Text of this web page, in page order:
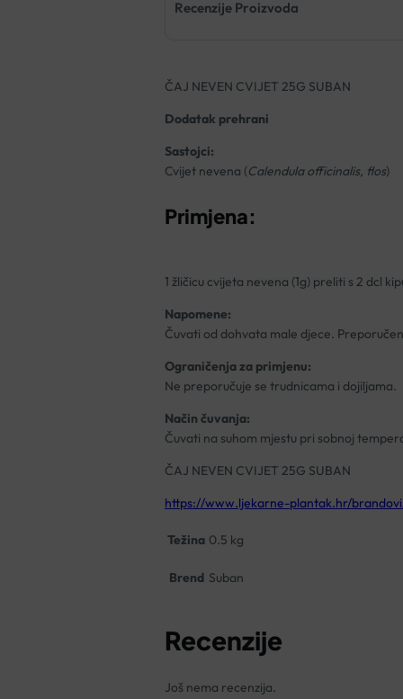
Recenzije Proizvoda
ČAJ NEVEN CVIJET 25G SUBAN
Dodatak prehrani
Sastojci:
Cvijet nevena (Calendula officinalis, flos)
Primjena:
1 žličicu cvijeta nevena (1g) preliti s 2 dcl
Napomene:
Čuvati od dohvata male djece.
Ograničenja za primjenu:
Ne preporučuje se trudnicama i dojiljama.
Način čuvanja:
Čuvati na suhom mjestu pri sobnoj
ČAJ NEVEN CVIJET 25G SUBAN
https://www.ljekarne-plantak.hr/
Težina 0.5 kg
Brend Suban
Recenzije
Još nema recenzija.